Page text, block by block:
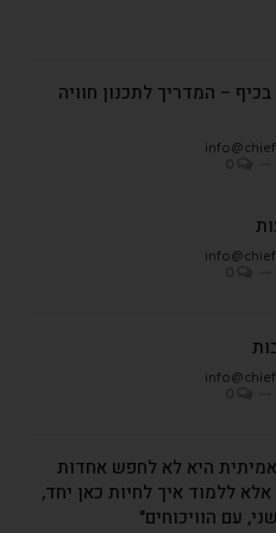
בכיף – המדריך לתכנון חוויה
היא לא לחפש אחדות
ללמוד איך לחיות כאן יחד,
עם הוויכוחים"